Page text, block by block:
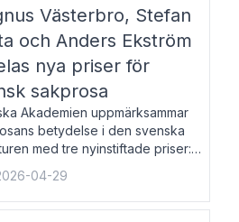
Västerbro, Stefan
och Anders Ekström
nya priser för
sakprosa
Akademien uppmärksammar
betydelse i den svenska
med tre nyinstiftade priser:
Akademiens pris till
författare av svensk
som i år går till Magnus
04-29